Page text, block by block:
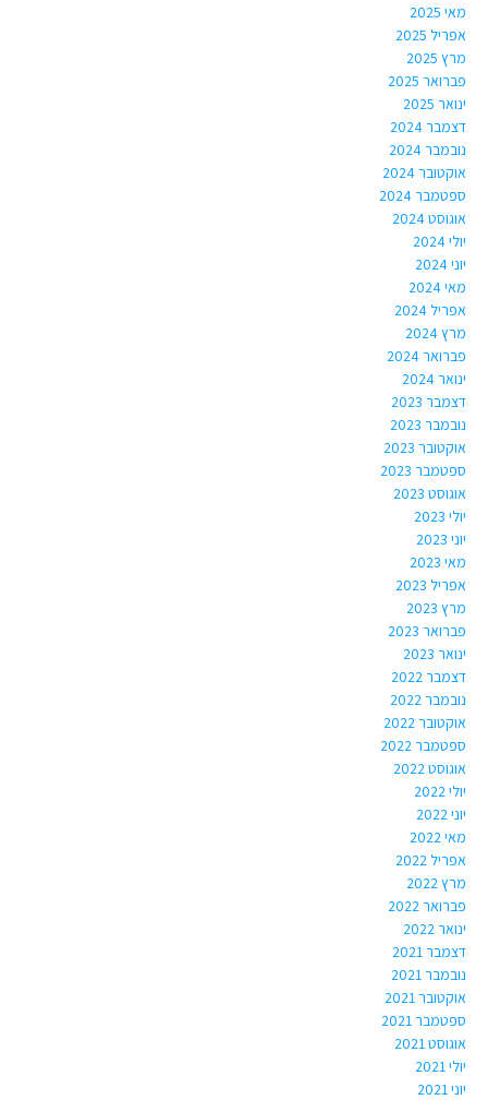
מאי 2025
אפריל 2025
מרץ 2025
פברואר 2025
ינואר 2025
דצמבר 2024
נובמבר 2024
אוקטובר 2024
ספטמבר 2024
אוגוסט 2024
יולי 2024
יוני 2024
מאי 2024
אפריל 2024
מרץ 2024
פברואר 2024
ינואר 2024
דצמבר 2023
נובמבר 2023
אוקטובר 2023
ספטמבר 2023
אוגוסט 2023
יולי 2023
יוני 2023
מאי 2023
אפריל 2023
מרץ 2023
פברואר 2023
ינואר 2023
דצמבר 2022
נובמבר 2022
אוקטובר 2022
ספטמבר 2022
אוגוסט 2022
יולי 2022
יוני 2022
מאי 2022
אפריל 2022
מרץ 2022
פברואר 2022
ינואר 2022
דצמבר 2021
נובמבר 2021
אוקטובר 2021
ספטמבר 2021
אוגוסט 2021
יולי 2021
יוני 2021